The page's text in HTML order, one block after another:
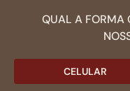
QUAL A FORMA
CELULAR